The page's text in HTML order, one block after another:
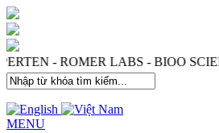
- ROMER LABS - BIOO
MENU